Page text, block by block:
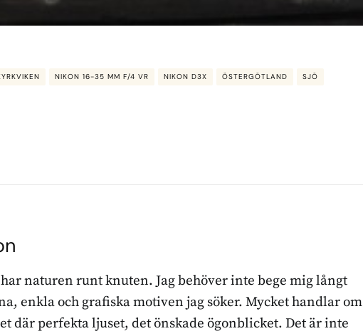
NIKON 16-35 MM F/4 VR NIKON D3X ÖSTERGÖTLAND SJÖ
naturen runt knuten. Jag behöver inte bege mig långt
enkla och grafiska motiven jag söker. Mycket handlar om
där perfekta ljuset, det önskade ögonblicket. Det är inte